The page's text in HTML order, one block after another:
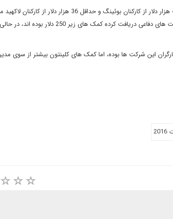
با وجود این که سندرز هم حداقل 310 هزار دلار از کارکنان شرکت های دفاعی شامل 45 هزار دلار از کارکنان بوئینگ و حداقل 36 هزار
کمک مالی دریافت کرده است، اما 95 درصد از کمک های شخصی ای که از سوی شرکت های دفاعی دریافت
این شرکت ها بوده، اما کمک های کلینتون بیشتر از سوی